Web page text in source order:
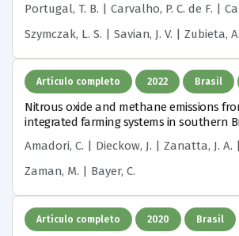
Portugal, T. B. | Carvalho, P. C. de F. |
Szymczak, L. S. | Savian, J. V. | Zubieta,
Artículo completo 2022 Brasil
Nitrous oxide and methane emissions
integrated farming systems in southern
Amadori, C. | Dieckow, J. | Zanatta, J. A.
Zaman, M. | Bayer, C.
Artículo completo 2020 Brasil